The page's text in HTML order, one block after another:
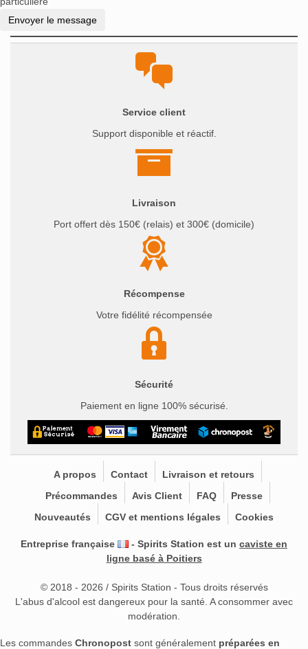
Service client
Support disponible et réactif.
Livraison
Port offert dès 150€ (relais) et 300€ (domicile)
Récompense
Votre fidélité récompensée
Sécurité
Paiement en ligne 100% sécurisé.
A propos Contact
Livraison et retours
Précommandes
Avis Client FAQ
Presse
Nouveautés
CGV et mentions légales Cookies
Entreprise française - Spirits Station est un caviste en
ligne basé à Poitiers
© 2018 - 2026 / Spirits Station - Tous droits réservés
L'abus d'alcool est dangereux pour la santé. A consommer avec
modération.
Les commandes Chronopost sont généralement préparées en